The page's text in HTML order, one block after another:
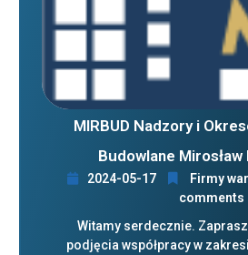
MIRBUD Nadzory i
Budowlane
2024-05-17 Firmy
comments
Witamy serdecznie.
podjęcia współpracy w